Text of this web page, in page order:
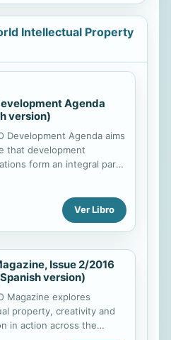
Intellectual Property
Agenda
version)
Development Agenda aims
that development
form an integral part
of the Organization.
establishing the
Agenda in October
WIPO General Assembly
set of 45
to enhance the
dimension of the
activities.
Ver Libro
Issue 2/2016
version)
Magazine explores
property, creativity and
in action across the